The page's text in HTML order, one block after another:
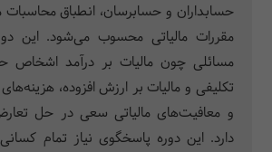
حسابداران و حسابرسان، انطباق محاسبات
مقررات مالیاتی محسوب می­‌شود. این
مسائلی چون مالیات بر درآمد اشخاص
تکلیفی و مالیات بر ارزش افزوده،
و معافیت­‌های مالیاتی سعی در حل
دارد. این دوره پاسخگوی نیاز تمام